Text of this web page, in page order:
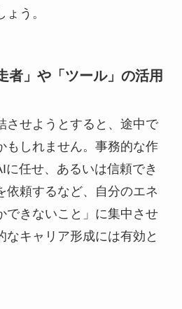
う。
者」や「ツール」の活用
させようとすると、途中で
もしれません。事務的な作
任せ、あるいは信頼でき
依頼するなど、自分のエネ
できないこと」に集中させ
なキャリア形成には有効と